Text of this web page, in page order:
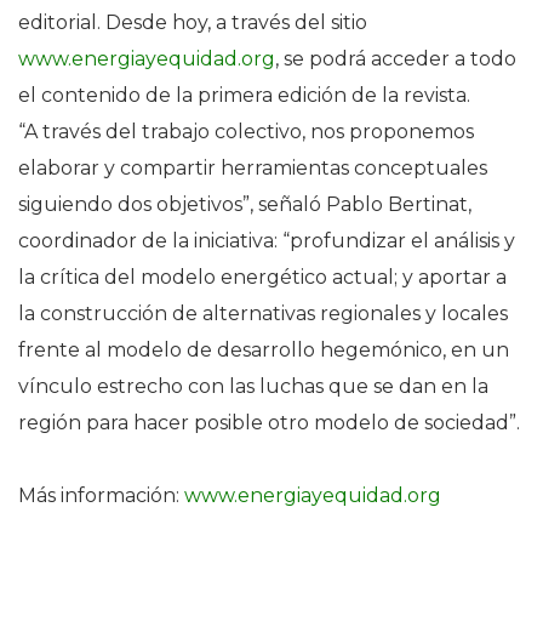
editorial. Desde hoy, a través del sitio
www.energiayequidad.org, se podrá acceder a todo
el contenido de la primera edición de la revista.
“A través del trabajo colectivo, nos proponemos
elaborar y compartir herramientas conceptuales
siguiendo dos objetivos”, señaló Pablo Bertinat,
coordinador de la iniciativa: “profundizar el análisis y
la crítica del modelo energético actual; y aportar a
la construcción de alternativas regionales y locales
frente al modelo de desarrollo hegemónico, en un
vínculo estrecho con las luchas que se dan en la
región para hacer posible otro modelo de sociedad”.
Más información: www.energiayequidad.org